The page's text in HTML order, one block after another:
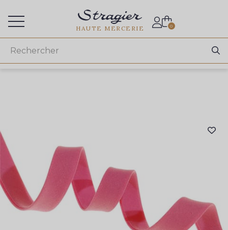
HAUTE MERCERIE 0